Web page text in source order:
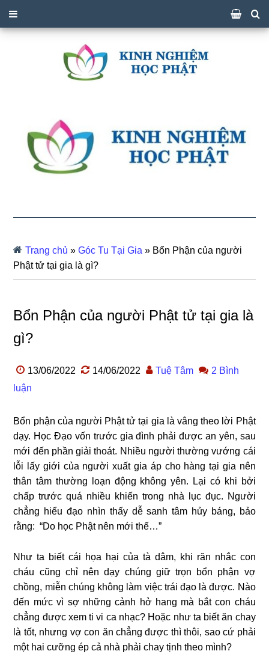
Trang chủ »Góc Tu Tại Gia » Bổn Phận của người
Phật tử tại gia là gì?
Bổn Phận của người Phật tử tại gia là
gì?
13/06/2022 14/06/2022 Tuệ Tâm
2 Bình
luận
Bổn phận của người Phật tử tại gia là vâng theo lời Phật
dạy. Học Đạo vốn trước gia đình phải được an yên, sau
mới đến phần giải thoát. Nhiều người thường vướng cái
lỗi lấy giới của người xuất gia áp cho hàng tại gia nên
thân tâm thường loạn động không yên. Lại có khi bởi
chấp trước quá nhiều khiến trong nhà lục đục. Người
chẳng hiểu đạo nhìn thấy dễ sanh tâm hủy báng, bảo
rằng: “Do học Phật nên mới thế…”
Như ta biết cái họa hại của tà dâm, khi răn nhắc con
cháu cũng chỉ nên dạy chúng giữ trọn bổn phận vợ
chồng, miễn chúng không làm việc trái đạo là được. Nào
đến mức vì sợ những cảnh hở hang mà bắt con cháu
chẳng được xem ti vi ca nhạc? Hoặc như ta biết ăn chay
là tốt, nhưng vợ con ăn chẳng được thì thôi, sao cứ phải
một hai cưỡng ép cả nhà phải chay tịnh theo mình?